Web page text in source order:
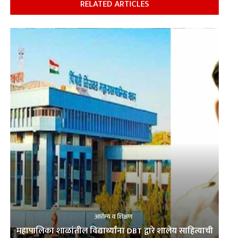
RELATED ARTICLES
आरोग्य व शिक्षण
महापालिका शाळांतील विद्यार्थ्यांना DBT द्वारे शालेय साहित्याची